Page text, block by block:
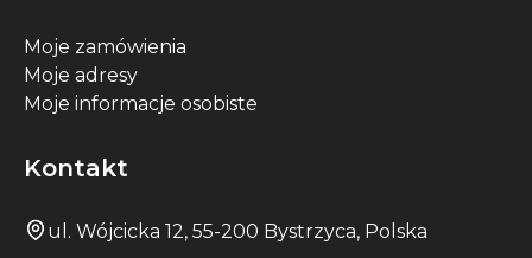
Moje zamówienia
Moje adresy
Moje informacje osobiste
Kontakt
ul. Wójcicka 12, 55-200 Bystrzyca, Polska